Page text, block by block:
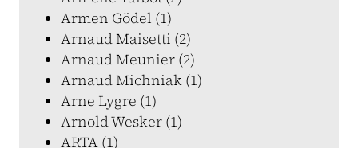
Armen Gödel (1)
Arnaud Maisetti (2)
Arnaud Meunier (2)
Arnaud Michniak (1)
Arne Lygre (1)
Arnold Wesker (1)
ARTA (1)